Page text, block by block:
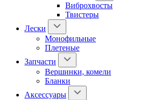
Виброхвосты
Твистеры
Лески
Монофильные
Плетеные
Запчасти
Вершинки, комели
Бланки
Аксессуары